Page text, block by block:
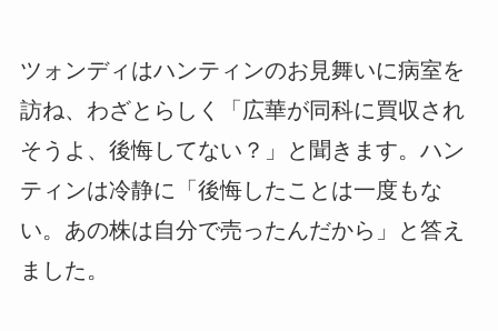
ツォンディはハンティンのお見舞いに病室を
訪ね、わざとらしく「広華が同科に買収され
そうよ、後悔してない？」と聞きます。ハン
ティンは冷静に「後悔したことは一度もな
い。あの株は自分で売ったんだから」と答え
ました。